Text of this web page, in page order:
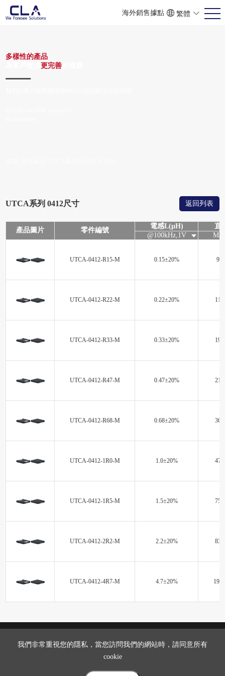
海外銷售據點 繁體
我們非常重視您的隱私，當您訪問我們的網站時，請同意所有
cookie
多樣性的產品
更完善
UTCA系列 0412尺寸 返回列表
產品圖片 零件編號
電感L(μH)
直
@100kHz,1V
UTCA-0412-R15-M 0.15±20% 9.0
UTCA-0412-R22-M 0.22±20% 11.0
UTCA-0412-R33-M 0.33±20% 19.0
UTCA-0412-R47-M 0.47±20% 21.0
UTCA-0412-R68-M 0.68±20% 36.0
UTCA-0412-1R0-M 1.0±20% 47.0
UTCA-0412-1R5-M 1.5±20% 75.0
UTCA-0412-2R2-M 2.2±20% 83.5
UTCA-0412-4R7-M 4.7±20%
產品應用